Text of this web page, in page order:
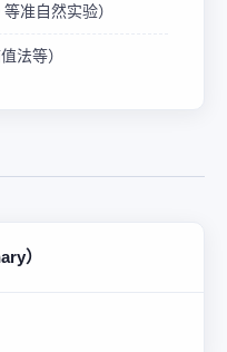
准自然实验）
法等）
）